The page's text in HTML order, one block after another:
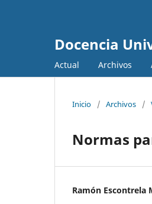
Docencia
Actual Archivos
Inicio / Archivos /
Normas
Ramón Escontrela